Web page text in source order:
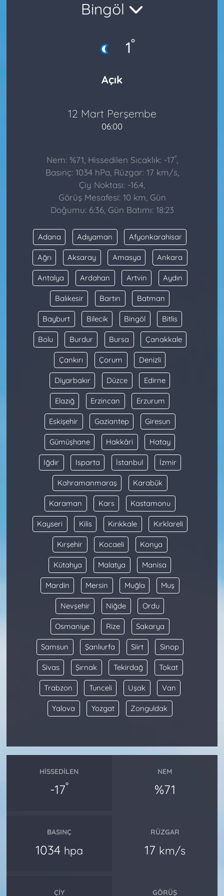
Bingöl
1°
Açık
12 Mart Perşembe
06:00
Nem: %71, Hissedilen Sıcaklık: -17°,
Basınç: 1034 hPa, Rüzgar: 17 km/s,
Çiy Noktası: -16.4,
Görüş Mesafesi: 10 km, Gün
Doğumu: 6:36, Gün Batımı: 18:23
Adana Adıyaman Afyonkarahisar
Ağrı Aksaray Amasya Ankara
Antalya Ardahan Artvin Aydın
Balıkesir Bartın Batman
Bayburt Bilecik Bingöl Bitlis
Bolu Burdur Bursa Çanakkale
Çankırı Çorum Denizli
Diyarbakır Düzce Edirne
Elazığ Erzincan Erzurum
Eskişehir Gaziantep Giresun
Gümüşhane Hakkâri Hatay
Iğdır Isparta İstanbul İzmir
Kahramanmaraş Karabük
Karaman Kars Kastamonu
Kayseri Kilis Kırıkkale Kırklareli
Kırşehir Kocaeli Konya
Kütahya Malatya Manisa
Mardin Mersin Muğla Muş
Nevşehir Niğde Ordu
Osmaniye Rize Sakarya
Samsun Şanlıurfa Siirt Sinop
Sivas Şırnak Tekirdağ Tokat
Trabzon Tunceli Uşak Van
Yalova Yozgat Zonguldak
HISSEDILEN
-17°
NEM
%71
BASINÇ
1034 hpa
RÜZGAR
17 km/s
ÇIY GÖRÜŞ